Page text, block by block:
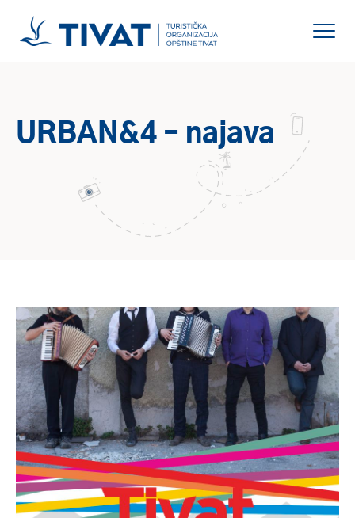
URBAN&4 – najava